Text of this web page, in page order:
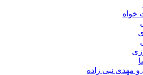
زاده